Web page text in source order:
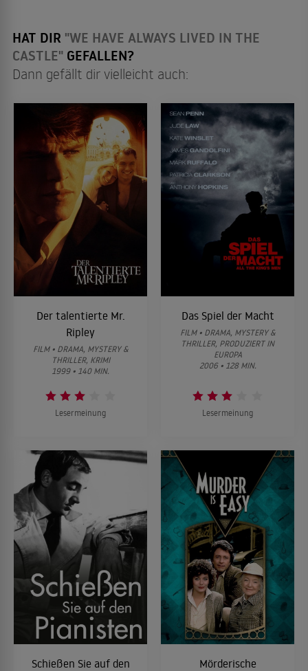
HAT DIR "WE HAVE ALWAYS LIVED IN THE
CASTLE" GEFALLEN?
Dann gefällt dir vielleicht auch:
Der talentierte Mr.
Ripley
FILM • DRAMA, MYSTERY &
THRILLER, KRIMI
1999 • 140 MIN.
Lesermeinung
Das Spiel der Macht
FILM • DRAMA, MYSTERY &
THRILLER, PRODUZIERT IN
EUROPA
2006 • 128 MIN.
Lesermeinung
Schießen Sie auf den
Mörderische